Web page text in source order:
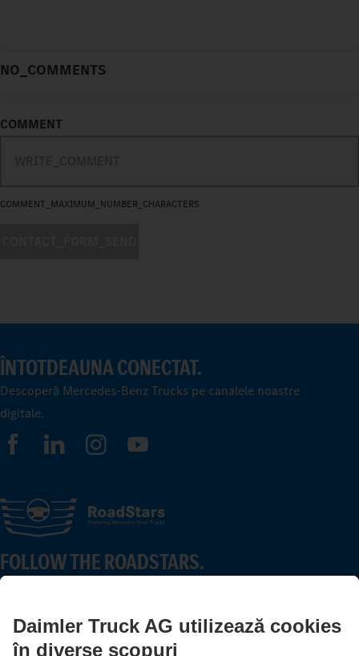
NO_COMMENTS
COMMENT
COMMENT_MAXIMUM_NUMBER_CHARACTERS
ÎNTOTDEAUNA CONECTAT.
Descoperă Mercedes-Benz Trucks pe canalele noastre
digitale.
FOLLOW THE ROADSTARS.
Împărtășește experiențele tale cu alți șoferi de camioane.
Intrare în sistem